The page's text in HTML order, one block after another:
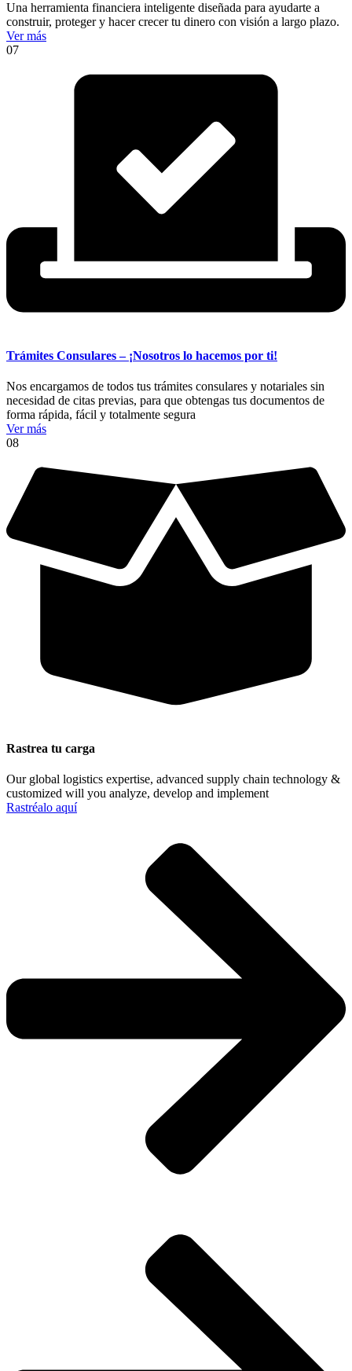
Una herramienta financiera inteligente diseñada para ayudarte a
construir, proteger y hacer crecer tu dinero con visión a largo plazo.
Ver más
07
Trámites Consulares – ¡Nosotros lo hacemos por ti!
Nos encargamos de todos tus trámites consulares y notariales sin
necesidad de citas previas, para que obtengas tus documentos de
forma rápida, fácil y totalmente segura
Ver más
08
Rastrea tu carga
Our global logistics expertise, advanced supply chain technology &
customized will you analyze, develop and implement
Rastréalo aquí